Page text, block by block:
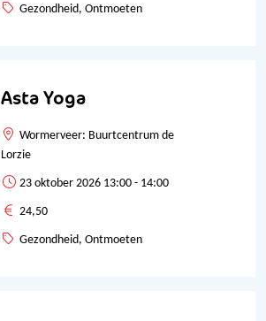
Gezondheid, Ontmoeten
Asta Yoga
Wormerveer: Buurtcentrum de
Lorzie
23 oktober 2026 13:00 - 14:00
24,50
Gezondheid, Ontmoeten